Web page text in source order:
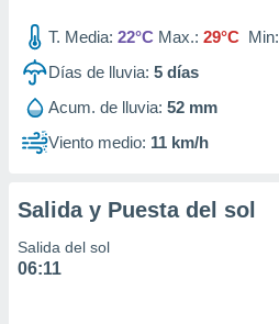
1199
T. Media: 22°C Max.: 29°C Min:
Días de lluvia: 5 días
Acum. de lluvia: 52 mm
Viento medio: 11 km/h
Salida y Puesta del sol
Salida del sol
06:11